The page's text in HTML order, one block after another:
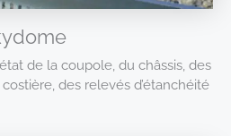
de la coupole, du châssis, des
des relevés d’étanchéité